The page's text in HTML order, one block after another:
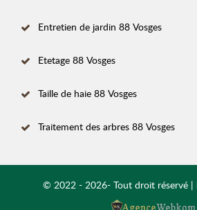
Entretien de jardin 88 Vosges
Etetage 88 Vosges
Taille de haie 88 Vosges
Traitement des arbres 88 Vosges
© 2022 - 2026- Tout droit réservé |